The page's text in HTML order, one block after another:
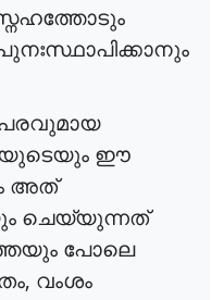
ഈ
അത്
ചെയ്യുന്നത്
പോലെ
, വംശം